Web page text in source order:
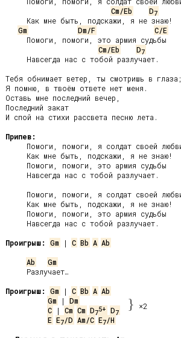
Cm/Eb
D7
Gm
Dm/F
C/E
Cm/Eb
D7
Тебя обнимает ветер, ты смотришь в глаза;
Я помню, в твоём ответе нет меня.
Оставь мне последний вечер,
Последний закат
И спой на стихи рассвета песню лета.
Припев:
Проигрыш:
Gm | C Bb A Ab
Ab
Gm
Проигрыш:
Gm | C Bb A Ab
Gm | Dm
C | Cm Cm D75+ D7
}
×2
E E7/D Am/C E7/H